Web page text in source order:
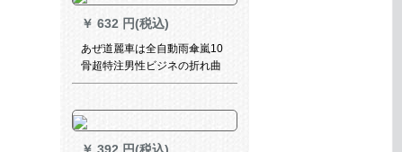
ます。一般的なオートバーイ
のスクターは雨を防ぐため
に、雨を防ぐために、雨を防
ぐために、日伞の黒いゴム+帽
￥ 632 円(税込)
あぜ道麗車は全自動雨傘嵐10
骨超特注男性ビジネの折れ曲
がった形の二人の傘の大きな